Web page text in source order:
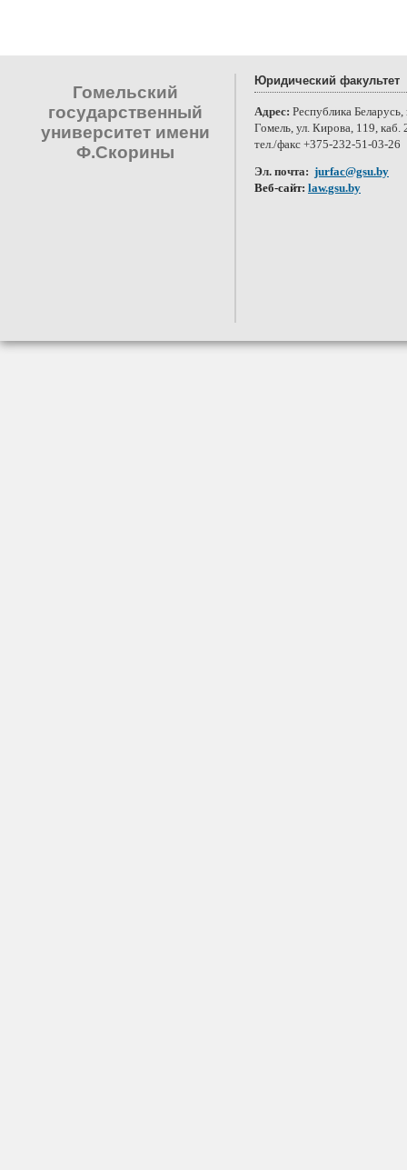
Гомельский
государственный
университет имени
Ф.Скорины
Юридический факультет
Адрес: Республика Беларусь,
Гомель, ул. Кирова, 119, каб.
тел./факс +375-232-51-03-26
Эл. почта: jurfac@gsu.by
Веб-сайт: law.gsu.by